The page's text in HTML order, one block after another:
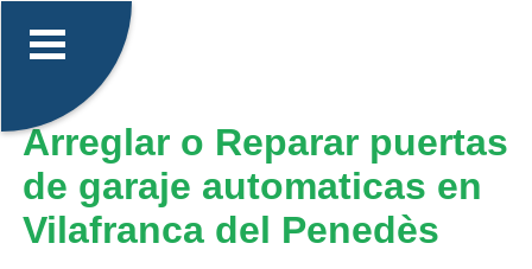
Arreglar o Reparar puertas
de garaje automaticas en
Vilafranca del Penedès